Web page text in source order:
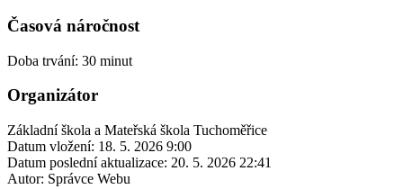
Časová náročnost
Doba trvání: 30 minut
Organizátor
Základní škola a Mateřská škola Tuchoměřice
Datum vložení: 18. 5. 2026 9:00
Datum poslední aktualizace: 20. 5. 2026 22:41
Autor: Správce Webu